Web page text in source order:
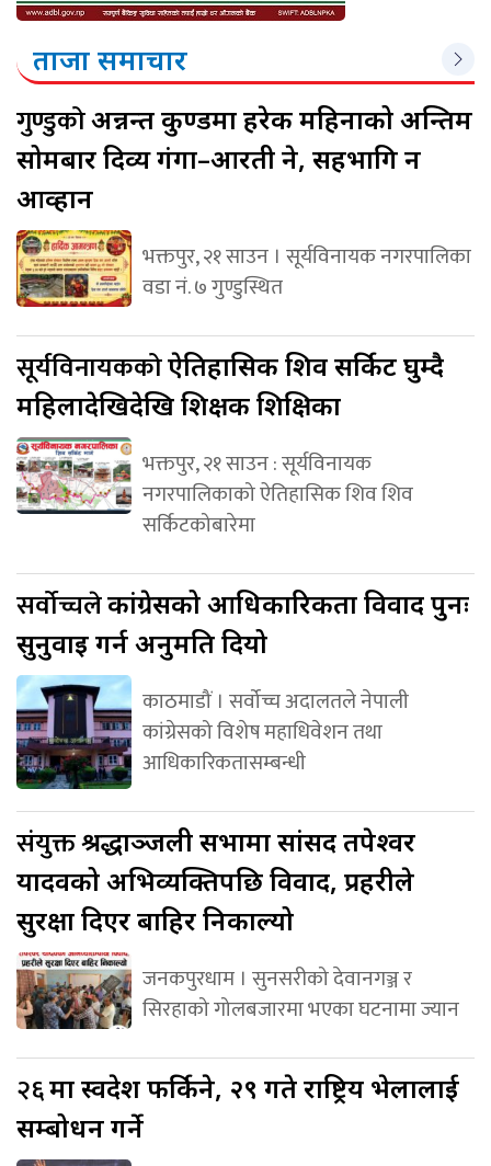
ताजा समाचार
गुण्डुकोअन्नन्त कुण्डमा हरेक महिनाको अन्तिम
सोमबार दिव्य गंगा–आरती हुने, सहभागि हुन
आव्हान
भक्तपुर, २१ साउन । सूर्यविनायक नगरपालिका
वडा नं. ७ गुण्डुस्थित
सूर्यविनायककोऐतिहासिक शिव सर्किट घुम्दै
महिलादेखिदेखि शिक्षक शिक्षिका
भक्तपुर, २१ साउन : सूर्यविनायक
नगरपालिकाको ऐतिहासिक शिव शिव
सर्किटकोबारेमा
सर्वोच्चलेकांग्रेसको आधिकारिकता विवाद पुनः
सुनुवाइ गर्न अनुमति दियो
काठमाडौं । सर्वोच्च अदालतले नेपाली
कांग्रेसको विशेष महाधिवेशन तथा
आधिकारिकतासम्बन्धी
संयुक्तश्रद्धाञ्जली सभामा सांसद तपेश्वर
यादवको अभिव्यक्तिपछि विवाद, प्रहरीले
सुरक्षा दिएर बाहिर निकाल्यो
जनकपुरधाम । सुनसरीको देवानगञ्ज र
सिरहाको गोलबजारमा भएका घटनामा ज्यान
२६मा स्वदेश फर्किने, २९ गते राष्ट्रिय भेलालाई
सम्बोधन गर्ने